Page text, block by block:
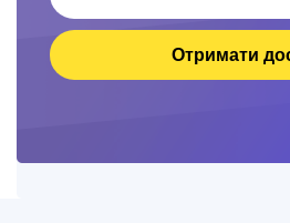
Отримати